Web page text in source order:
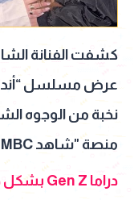
كشفت الفنانة
عرض مسلسل “أندر
نخبة من الوجوه
منصة "شاهد MBC".
دراما Gen Z بشكل جديد